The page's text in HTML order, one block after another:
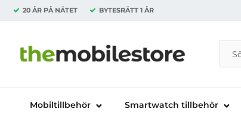
20 ÅR PÅ NÄTET BYTESRÄTT 1 ÅR
Startsidan för Danira
Sök
Sök
Mobiltillbehör Smartwatch tillbehör